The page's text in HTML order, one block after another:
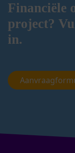
Financiële
project?
in.